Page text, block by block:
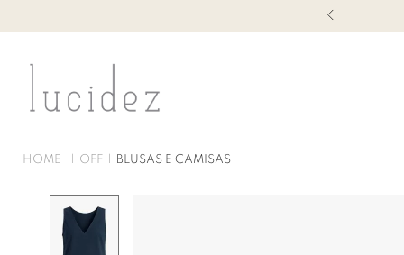
OFF BLUSAS E CAMISAS